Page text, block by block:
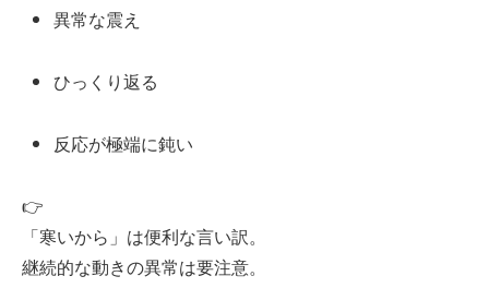
異常な震え
ひっくり返る
反応が極端に鈍い
👉
「寒いから」は便利な言い訳。
継続的な動きの異常は要注意。